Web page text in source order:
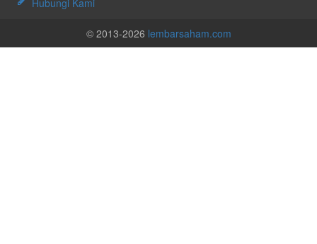
Hubungi Kami
© 2013-2026 lembarsaham.com